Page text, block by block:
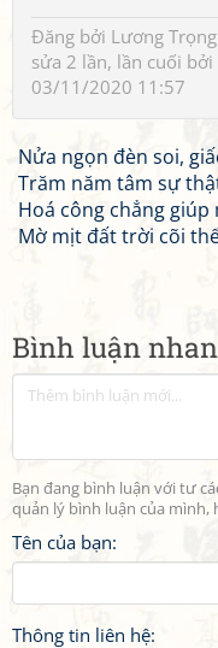
Bình luận
Bạn đang bình luận với tư
quản lý bình luận của mình,
Tên của bạn:
Thông tin liên hệ:
Đăng bởi Lương
sửa 2 lần, lần cuối bởi
03/11/2020 11:57
Nửa ngọn đèn soi,
Trăm năm tâm sự
Hoá công chẳng
Mờ mịt đất trời cõi